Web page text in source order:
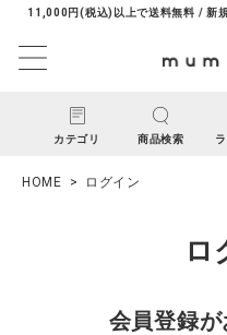
11,000円(税込)以上で送料無料 / 新
カテゴリ 商品検索
HOME ログイン
ロ
会員登録